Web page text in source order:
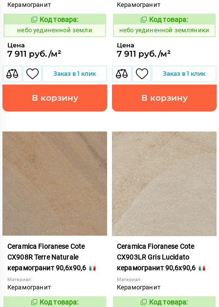
Керамогранит
1122905
Код товара:
небо уединенной земли
Цена
7 911 руб./м²
Заказ в 1 клик
В корзину
Керамогранит
1122906
Код товара:
небо уединенной земляники
Цена
7 911 руб./м²
Заказ в 1 клик
В корзину
Ceramica Fioranese Cote
CX908R Terre Naturale
керамогранит 90,6x90,6
Материал:
Керамогранит
1122907
Код товара:
Ceramica Fioranese Cote
CX903LR Gris Lucidato
керамогранит 90,6x90,6
Материал:
Керамогранит
1122901
Код товара: